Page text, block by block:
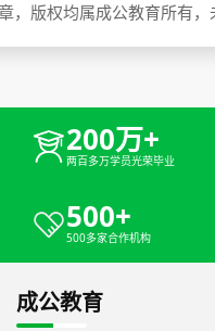
，版权均属成公教育所有，
200万+
两百多万学员光荣毕业
500+
500多家合作机构
成公教育